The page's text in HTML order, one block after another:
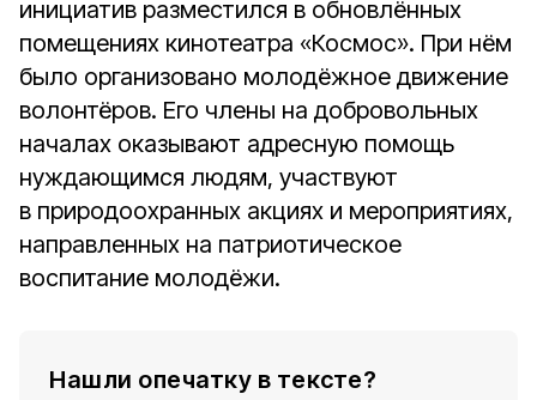
инициатив разместился в обновлённых
помещениях кинотеатра «Космос». При нём
было организовано молодёжное движение
волонтёров. Его члены на добровольных
началах оказывают адресную помощь
нуждающимся людям, участвуют
в природоохранных акциях и мероприятиях,
направленных на патриотическое
воспитание молодёжи.
Нашли опечатку в тексте?